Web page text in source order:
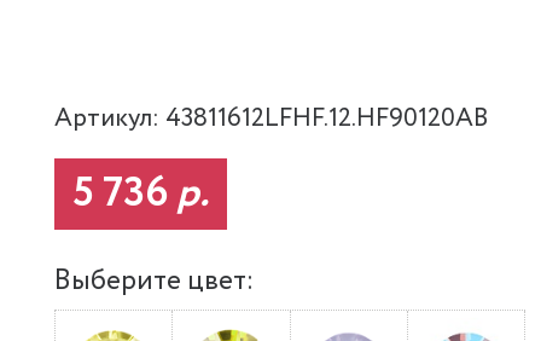
Артикул: 43811612LFHF.12.HF90120AB
5 736р.
Выберите цвет: